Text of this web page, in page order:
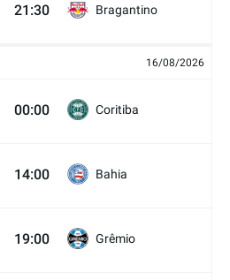
21:30 Bragantino
16/08/2026
00:00 Coritiba
14:00 Bahia
19:00 Grêmio